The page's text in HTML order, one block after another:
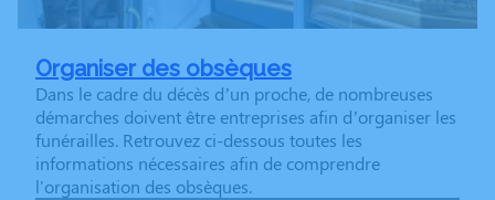
Organiser des obsèques
Dans le cadre du décès d’un proche, de nombreuses
démarches doivent être entreprises afin d’organiser les
funérailles. Retrouvez ci-dessous toutes les
informations nécessaires afin de comprendre
l'organisation des obsèques.